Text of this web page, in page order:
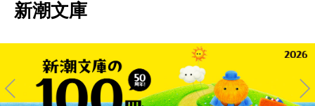
新潮文庫